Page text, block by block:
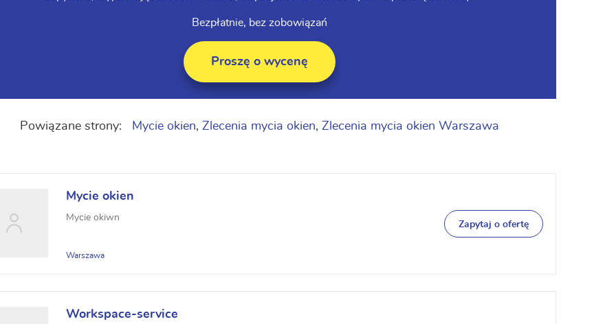
Bezpłatnie, bez zobowiązań
Proszę o wycenę
Powiązane strony: Mycie okien, Zlecenia mycia okien, Zlecenia mycia okien Warszawa
Mycie okien
Mycie okiwn
Warszawa
Zapytaj o ofertę
Workspace-service